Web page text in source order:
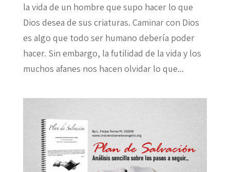
la vida de un hombre que supo hacer lo que
Dios desea de sus criaturas. Caminar con Dios
es algo que todo ser humano debería poder
hacer. Sin embargo, la futilidad de la vida y los
muchos afanes nos hacen olvidar lo que...